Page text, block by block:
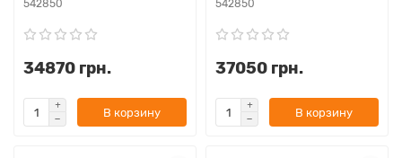
542850
34870 грн.
В корзину
542850
37050 грн.
В корзину